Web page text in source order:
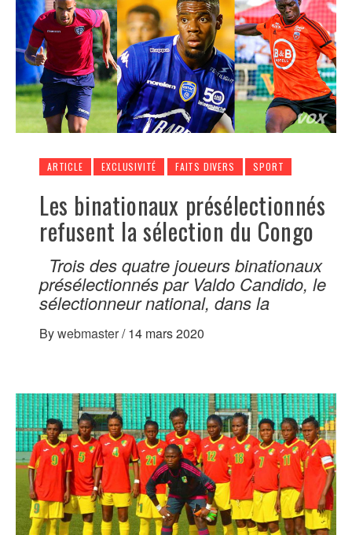
ARTICLE EXCLUSIVITÉ FAITS DIVERS SPORT
Les binationaux présélectionnés
refusent la sélection du Congo
Trois des quatre joueurs binationaux
présélectionnés par Valdo Candido, le
sélectionneur national, dans la
Bywebmaster/ 14 mars 2020